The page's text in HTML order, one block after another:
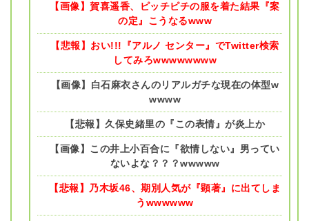
【画像】賀喜遥香、ピッチピチの服を着た結果『案
の定』こうなるwww
【悲報】おい!!!『アルノ センター』でTwitter検索
してみろwwwwwwww
【画像】白石麻衣さんのリアルガチな現在の体型w
wwww
【悲報】久保史緒里の『この表情』が炎上か
【画像】この井上小百合に『欲情しない』男ってい
ないよな？？？wwwww
【悲報】乃木坂46、期別人気が『顕著』に出てしま
うwwwwww